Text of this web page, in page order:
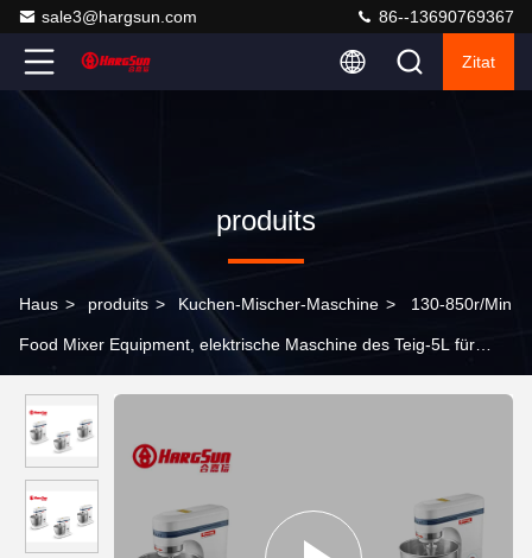
sale3@hargsun.com 86--13690769367
Zitat
produits
Haus > produits > Kuchen-Mischer-Maschine > 130-850r/Min
Food Mixer Equipment, elektrische Maschine des Teig-5L für